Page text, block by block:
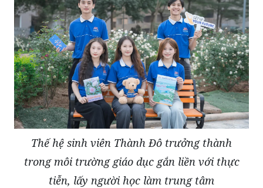
Thế hệ sinh viên Thành Đô trưởng thành
trong môi trường giáo dục gắn liền với thực
tiễn, lấy người học làm trung tâm